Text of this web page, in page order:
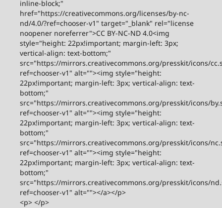
inline-block;"
href="https://creativecommons.org/licenses/by-nc-
nd/4.0/?ref=chooser-v1" target="_blank" rel="license
noopener noreferrer">CC BY-NC-ND 4.0<img
style="height: 22px!important; margin-left: 3px;
vertical-align: text-bottom;"
src="https://mirrors.creativecommons.org/presskit/icons/
ref=chooser-v1" alt=""><img style="height:
22px!important; margin-left: 3px; vertical-align: text-
bottom;"
src="https://mirrors.creativecommons.org/presskit/icons/
ref=chooser-v1" alt=""><img style="height:
22px!important; margin-left: 3px; vertical-align: text-
bottom;"
src="https://mirrors.creativecommons.org/presskit/icons/
ref=chooser-v1" alt=""><img style="height:
22px!important; margin-left: 3px; vertical-align: text-
bottom;"
src="https://mirrors.creativecommons.org/presskit/icons/
ref=chooser-v1" alt=""></a></p>
<p> </p>